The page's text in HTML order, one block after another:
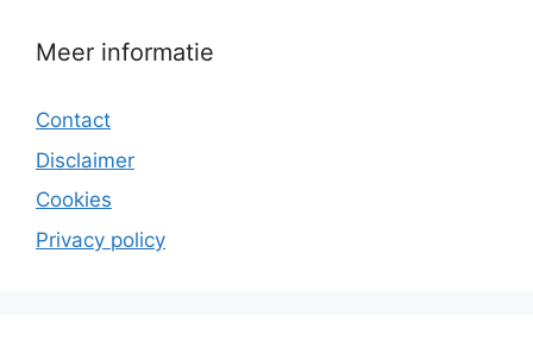
Meer informatie
Contact
Disclaimer
Cookies
Privacy policy